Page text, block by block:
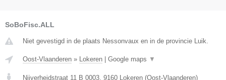
SoBoFisc.ALL
Niet gevestigd in de plaats Nessonvaux en in de provincie Luik.
Oost-Vlaanderen » Lokeren Google maps ▼
Nijverheidstraat 11 B 0003 9160 Lokeren (Oost-Vlaanderen)